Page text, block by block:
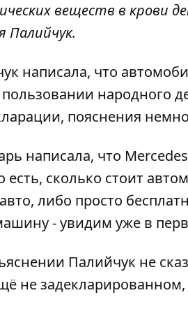
веществ в крови
Палийчук.
написала, что
народного
пояснения
написала, что
есть, сколько стоит
либо просто
- увидим уже в
Палийчук не
не